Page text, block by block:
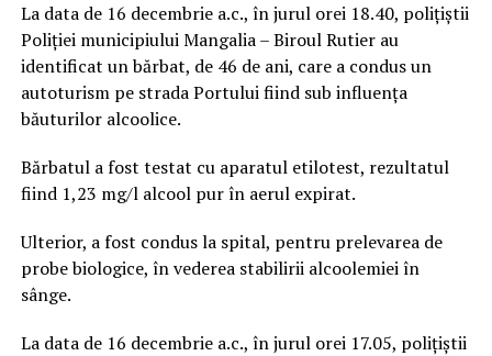
La data de 16 decembrie a.c., în jurul orei 18.40, polițiștii
Poliției municipiului Mangalia – Biroul Rutier au
identificat un bărbat, de 46 de ani, care a condus un
autoturism pe strada Portului fiind sub influența
băuturilor alcoolice.
Bărbatul a fost testat cu aparatul etilotest, rezultatul
fiind 1,23 mg/l alcool pur în aerul expirat.
Ulterior, a fost condus la spital, pentru prelevarea de
probe biologice, în vederea stabilirii alcoolemiei în
sânge.
La data de 16 decembrie a.c., în jurul orei 17.05, polițiștii